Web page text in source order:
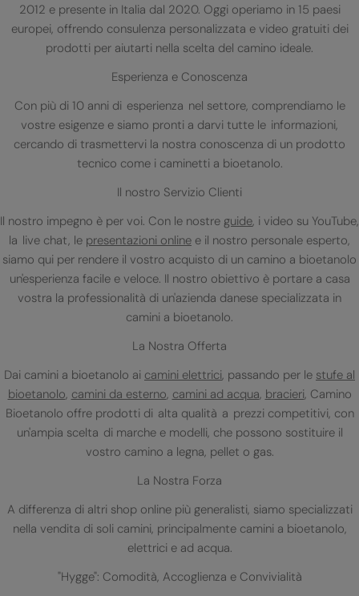
2012 e presente in Italia dal 2020. Oggi operiamo in 15 paesi
europei, offrendo consulenza personalizzata e video gratuiti dei
prodotti per aiutarti nella scelta del camino ideale.
Esperienza e Conoscenza
Con più di 10 anni di esperienza nel settore, comprendiamo le
vostre esigenze e siamo pronti a darvi tutte le informazioni,
cercando di trasmettervi la nostra conoscenza di un prodotto
tecnico come i caminetti a bioetanolo.
Il nostro Servizio Clienti
Il nostro impegno è per voi. Con le nostre guide, i video su YouTube,
la live chat, le presentazioni online e il nostro personale esperto,
siamo qui per rendere il vostro acquisto di un camino a bioetanolo
un'esperienza facile e veloce. Il nostro obiettivo è portare a casa
vostra la professionalità di un'azienda danese specializzata in
camini a bioetanolo.
La Nostra Offerta
Dai camini a bioetanolo ai camini elettrici, passando per le stufe al
bioetanolo, camini da esterno, camini ad acqua, bracieri, Camino
Bioetanolo offre prodotti di alta qualità a prezzi competitivi, con
un'ampia scelta di marche e modelli, che possono sostituire il
vostro camino a legna, pellet o gas.
La Nostra Forza
A differenza di altri shop online più generalisti, siamo specializzati
nella vendita di soli camini, principalmente camini a bioetanolo,
elettrici e ad acqua.
"Hygge": Comodità, Accoglienza e Convivialità